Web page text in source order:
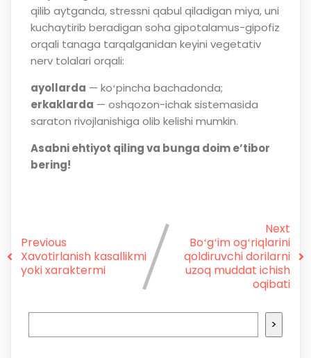
qilib aytganda, stressni qabul qiladigan miya, uni
kuchaytirib beradigan soha gipotalamus-gipofiz
orqali tanaga tarqalganidan keyini vegetativ
nerv tolalari orqali:
ayollarda — koʻpincha bachadonda;
erkaklarda — oshqozon-ichak sistemasida
saraton rivojlanishiga olib kelishi mumkin.
Asabni ehtiyot qiling va bunga doim eʼtibor
bering!
Previous
Xavotirlanish kasallikmi
yoki xaraktermi
Next
Boʻgʻim ogʻriqlarini
qoldiruvchi dorilarni
uzoq muddat ichish
oqibati
>